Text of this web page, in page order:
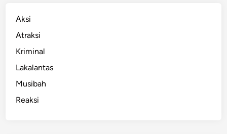
Aksi
Atraksi
Kriminal
Lakalantas
Musibah
Reaksi